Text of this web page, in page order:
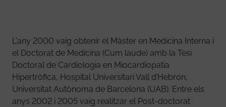
L'any 2000 vaig obtenir el Màster en Medicina Interna i
el Doctorat de Medicina (Cum laude) amb la Tesi
Doctoral de Cardiologia en Miocardiopatia
Hipertròfica, Hospital Universitari Vall d’Hebron,
Universitat Autònoma de Barcelona (UAB). Entre els
anys 2002 i 2005 vaig realitzar el Post-doctorat